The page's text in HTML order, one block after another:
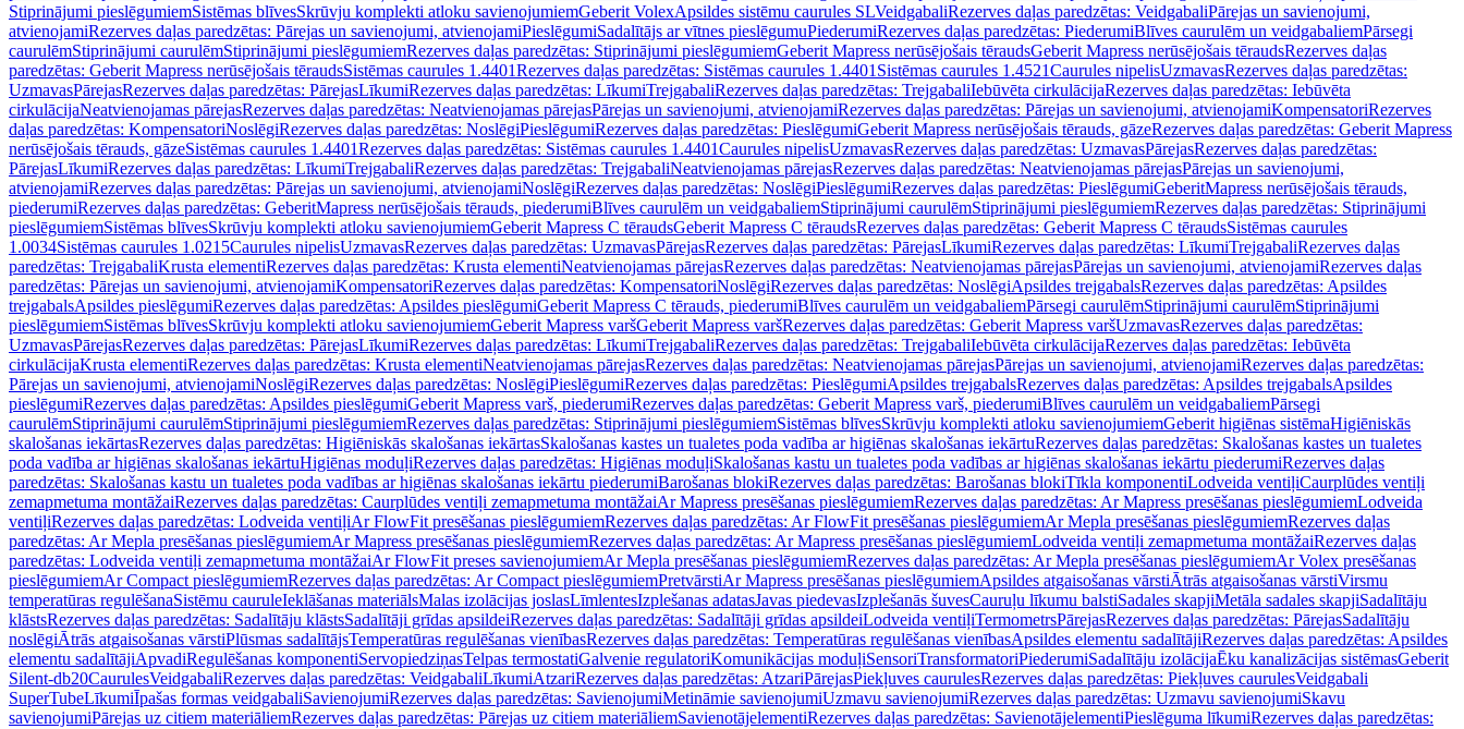
Stiprinājumi pieslēgumiemSistēmas blīvesSkrūvju komplekti atloku savienojumiemGeberit VolexApsildes sistēmu caurules SLVeidgabaliRezerves daļas paredzētas: VeidgabaliPārejas un savienojumi,
atvienojamiRezerves daļas paredzētas: Pārejas un savienojumi, atvienojamiPieslēgumiSadalītājs ar vītnes pieslēgumuPiederumiRezerves daļas paredzētas: PiederumiBlīves caurulēm un veidgabaliemPārsegi
caurulēmStiprinājumi caurulēmStiprinājumi pieslēgumiemRezerves daļas paredzētas: Stiprinājumi pieslēgumiemGeberit Mapress nerūsējošais tēraudsGeberit Mapress nerūsējošais tēraudsRezerves daļas
paredzētas: Geberit Mapress nerūsējošais tēraudsSistēmas caurules 1.4401Rezerves daļas paredzētas: Sistēmas caurules 1.4401 Sistēmas caurules 1.4521Caurules nipelisUzmavasRezerves daļas paredzētas:
UzmavasPārejasRezerves daļas paredzētas: PārejasLīkumiRezerves daļas paredzētas: LīkumiTrejgabaliRezerves daļas paredzētas: TrejgabaliIebūvēta cirkulācijaRezerves daļas paredzētas: Iebūvēta
cirkulācijaNeatvienojamas pārejasRezerves daļas paredzētas: Neatvienojamas pārejasPārejas un savienojumi, atvienojamiRezerves daļas paredzētas: Pārejas un savienojumi, atvienojamiKompensatoriRezerves
daļas paredzētas: KompensatoriNoslēgiRezerves daļas paredzētas: NoslēgiPieslēgumiRezerves daļas paredzētas: PieslēgumiGeberit Mapress nerūsējošais tērauds, gāzeRezerves daļas paredzētas: Geberit Mapress
nerūsējošais tērauds, gāzeSistēmas caurules 1.4401Rezerves daļas paredzētas: Sistēmas caurules 1.4401Caurules nipelisUzmavasRezerves daļas paredzētas: UzmavasPārejasRezerves daļas paredzētas:
PārejasLīkumiRezerves daļas paredzētas: LīkumiTrejgabaliRezerves daļas paredzētas: TrejgabaliNeatvienojamas pārejasRezerves daļas paredzētas: Neatvienojamas pārejasPārejas un savienojumi,
atvienojamiRezerves daļas paredzētas: Pārejas un savienojumi, atvienojamiNoslēgiRezerves daļas paredzētas: NoslēgiPieslēgumiRezerves daļas paredzētas: PieslēgumiGeberitMapress nerūsējošais tērauds,
piederumiRezerves daļas paredzētas: GeberitMapress nerūsējošais tērauds, piederumiBlīves caurulēm un veidgabaliemStiprinājumi caurulēmStiprinājumi pieslēgumiemRezerves daļas paredzētas: Stiprinājumi
pieslēgumiemSistēmas blīvesSkrūvju komplekti atloku savienojumiemGeberit Mapress C tēraudsGeberit Mapress C tēraudsRezerves daļas paredzētas: Geberit Mapress C tēraudsSistēmas caurules
1.0034Sistēmas caurules 1.0215Caurules nipelisUzmavasRezerves daļas paredzētas: UzmavasPārejasRezerves daļas paredzētas: PārejasLīkumiRezerves daļas paredzētas: LīkumiTrejgabaliRezerves daļas
paredzētas: TrejgabaliKrusta elementiRezerves daļas paredzētas: Krusta elementiNeatvienojamas pārejasRezerves daļas paredzētas: Neatvienojamas pārejasPārejas un savienojumi, atvienojamiRezerves daļas
paredzētas: Pārejas un savienojumi, atvienojamiKompensatoriRezerves daļas paredzētas: KompensatoriNoslēgiRezerves daļas paredzētas: NoslēgiApsildes trejgabalsRezerves daļas paredzētas: Apsildes
trejgabalsApsildes pieslēgumiRezerves daļas paredzētas: Apsildes pieslēgumiGeberit Mapress C tērauds, piederumiBlīves caurulēm un veidgabaliemPārsegi caurulēmStiprinājumi caurulēmStiprinājumi
pieslēgumiemSistēmas blīvesSkrūvju komplekti atloku savienojumiemGeberit Mapress varšGeberit Mapress varšRezerves daļas paredzētas: Geberit Mapress varšUzmavasRezerves daļas paredzētas:
UzmavasPārejasRezerves daļas paredzētas: PārejasLīkumiRezerves daļas paredzētas: LīkumiTrejgabaliRezerves daļas paredzētas: TrejgabaliIebūvēta cirkulācijaRezerves daļas paredzētas: Iebūvēta
cirkulācijaKrusta elementiRezerves daļas paredzētas: Krusta elementiNeatvienojamas pārejasRezerves daļas paredzētas: Neatvienojamas pārejasPārejas un savienojumi, atvienojamiRezerves daļas paredzētas:
Pārejas un savienojumi, atvienojamiNoslēgiRezerves daļas paredzētas: NoslēgiPieslēgumiRezerves daļas paredzētas: PieslēgumiApsildes trejgabalsRezerves daļas paredzētas: Apsildes trejgabalsApsildes
pieslēgumiRezerves daļas paredzētas: Apsildes pieslēgumiGeberit Mapress varš, piederumiRezerves daļas paredzētas: Geberit Mapress varš, piederumiBlīves caurulēm un veidgabaliemPārsegi
caurulēmStiprinājumi caurulēmStiprinājumi pieslēgumiemRezerves daļas paredzētas: Stiprinājumi pieslēgumiemSistēmas blīvesSkrūvju komplekti atloku savienojumiemGeberit higiēnas sistēmaHigiēniskās
skalošanas iekārtasRezerves daļas paredzētas: Higiēniskās skalošanas iekārtasSkalošanas kastes un tualetes poda vadība ar higiēnas skalošanas iekārtuRezerves daļas paredzētas: Skalošanas kastes un tualetes
poda vadība ar higiēnas skalošanas iekārtuHigiēnas moduļiRezerves daļas paredzētas: Higiēnas moduļiSkalošanas kastu un tualetes poda vadības ar higiēnas skalošanas iekārtu piederumiRezerves daļas
paredzētas: Skalošanas kastu un tualetes poda vadības ar higiēnas skalošanas iekārtu piederumiBarošanas blokiRezerves daļas paredzētas: Barošanas blokiTīkla komponentiLodveida ventiļiCaurplūdes ventiļi
zemapmetuma montāžaiRezerves daļas paredzētas: Caurplūdes ventiļi zemapmetuma montāžaiAr Mapress presēšanas pieslēgumiemRezerves daļas paredzētas: Ar Mapress presēšanas pieslēgumiemLodveida
ventiļiRezerves daļas paredzētas: Lodveida ventiļiAr FlowFit presēšanas pieslēgumiemRezerves daļas paredzētas: Ar FlowFit presēšanas pieslēgumiemAr Mepla presēšanas pieslēgumiemRezerves daļas
paredzētas: Ar Mepla presēšanas pieslēgumiemAr Mapress presēšanas pieslēgumiemRezerves daļas paredzētas: Ar Mapress presēšanas pieslēgumiemLodveida ventiļi zemapmetuma montāžaiRezerves daļas
paredzētas: Lodveida ventiļi zemapmetuma montāžaiAr FlowFit preses savienojumiemAr Mepla presēšanas pieslēgumiemRezerves daļas paredzētas: Ar Mepla presēšanas pieslēgumiemAr Volex presēšanas
pieslēgumiemAr Compact pieslēgumiemRezerves daļas paredzētas: Ar Compact pieslēgumiemPretvārstiAr Mapress presēšanas pieslēgumiemApsildes atgaisošanas vārstiĀtrās atgaisošanas vārstiVirsmu
temperatūras regulēšanaSistēmu cauruleIeklāšanas materiālsMalas izolācijas joslasLīmlentesIzplešanas adatasJavas piedevasIzplešanās šuvesCauruļu līkumu balstiSadales skapjiMetāla sadales skapjiSadalītāju
klāstsRezerves daļas paredzētas: Sadalītāju klāstsSadalītāji grīdas apsildeiRezerves daļas paredzētas: Sadalītāji grīdas apsildeiLodveida ventiļiTermometrsPārejasRezerves daļas paredzētas: PārejasSadalītāju
noslēgiĀtrās atgaisošanas vārstiPlūsmas sadalītājsTemperatūras regulēšanas vienībasRezerves daļas paredzētas: Temperatūras regulēšanas vienībasApsildes elementu sadalītājiRezerves daļas paredzētas: Apsildes
elementu sadalītājiApvadiRegulēšanas komponentiServopiedziņasTelpas termostatiGalvenie regulatoriKomunikācijas moduļiSensoriTransformatoriPiederumiSadalītāju izolācijaĒku kanalizācijas sistēmasGeberit
Silent-db20CaurulesVeidgabaliRezerves daļas paredzētas: VeidgabaliLīkumiAtzariRezerves daļas paredzētas: AtzariPārejasPiekļuves caurulesRezerves daļas paredzētas: Piekļuves caurulesVeidgabali
SuperTubeLīkumiĪpašas formas veidgabaliSavienojumiRezerves daļas paredzētas: SavienojumiMetināmie savienojumiUzmavu savienojumiRezerves daļas paredzētas: Uzmavu savienojumiSkavu
savienojumiPārejas uz citiem materiāliemRezerves daļas paredzētas: Pārejas uz citiem materiāliemSavienotājelementiRezerves daļas paredzētas: SavienotājelementiPieslēguma līkumiRezerves daļas paredzētas: